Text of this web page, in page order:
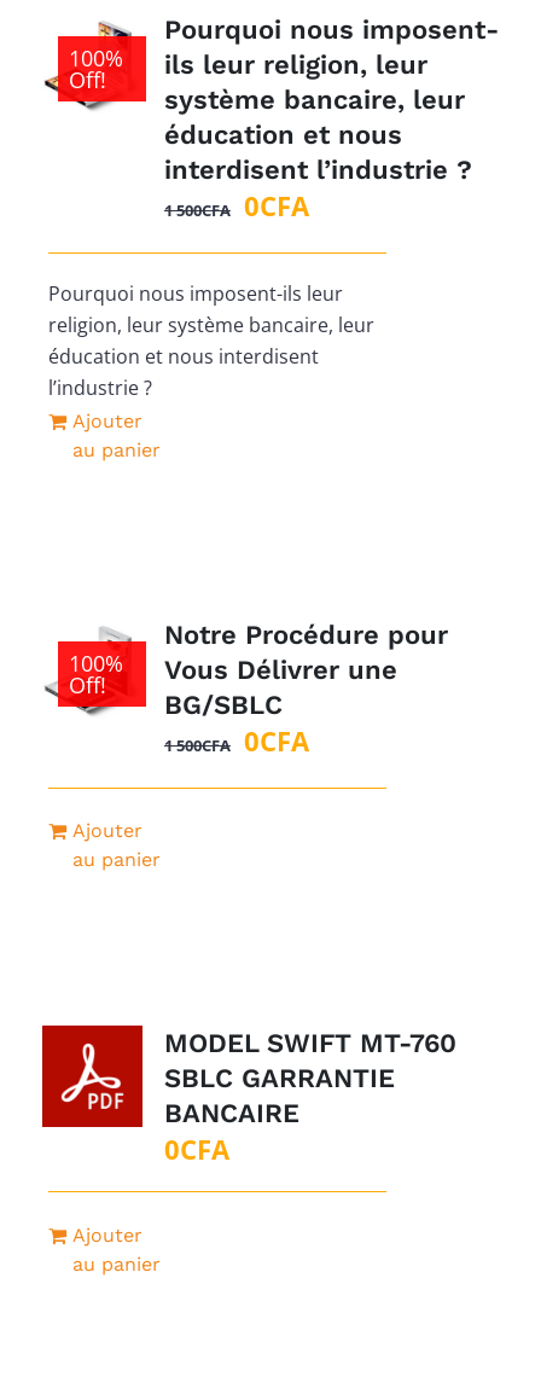
100%
Off!
Pourquoi nous imposent-
ils leur religion, leur
système bancaire, leur
éducation et nous
interdisent l’industrie ?
1 500CFA
Le
initial
était :
1
0CFALe
actuel
est :
0CFA.
Pourquoi nous imposent-ils leur
religion, leur système bancaire, leur
éducation et nous interdisent
l’industrie ?
Ajouter
au panier
100%
Off!
Notre Procédure pour
Vous Délivrer une
BG/SBLC
1 500CFA
Le
0CFALe
Ajouter
au panier
MODEL SWIFT MT-760
SBLC GARRANTIE
BANCAIRE
0CFA
Ajouter
au panier